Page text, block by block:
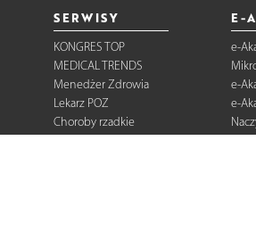
SERWISY
KONGRES TOP
MEDICAL TRENDS
Menedżer Zdrowia
Lekarz POZ
Choroby rzadkie
E-
e-
e-
e-